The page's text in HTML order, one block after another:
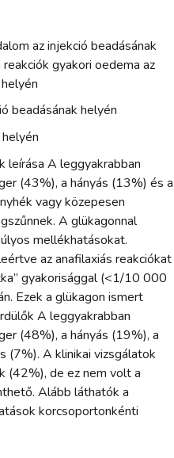
az injekció beadásának
gyakori oedema az
beadásának helyén
leírása A leggyakrabban
(43%), a hányás (13%) és a
vagy közepesen
A glükagonnal
mellékhatásokat.
az anafilaxiás reakciókat
gyakorisággal (<1/10 000
Ezek a glükagon ismert
A leggyakrabban
(48%), a hányás (19%), a
(7%). A klinikai vizsgálatok
(42%), de ez nem volt a
Alább láthatók a
korcsoportonkénti